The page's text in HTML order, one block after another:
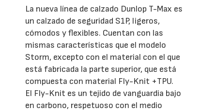
La nueva línea de calzado Dunlop T-Max es
un calzado de seguridad S1P, ligeros,
cómodos y flexibles. Cuentan con las
mismas características que el modelo
Storm, excepto con el material con el que
está fabricada la parte superior, que está
compuesta con material Fly-Knit +TPU.
El Fly-Knit es un tejido de vanguardia bajo
en carbono, respetuoso con el medio